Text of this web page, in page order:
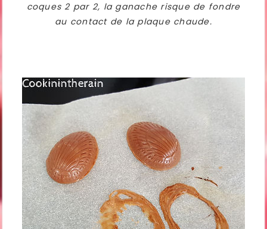
coques 2 par 2, la ganache risque de fondre
au contact de la plaque chaude.